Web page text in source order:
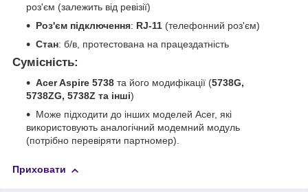
роз'єм (залежить від ревізії)
Роз'єм підключення: RJ-11 (телефонний роз'єм)
Стан: б/в, протестована на працездатність
Сумісність:
Acer Aspire 5738 та його модифікації (5738G,
5738ZG, 5738Z та інші)
Може підходити до інших моделей Acer, які
використовують аналогічний модемний модуль
(потрібно перевіряти партномер).
Приховати